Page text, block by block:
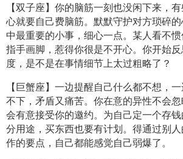
【双子座】你的脑筋一刻也没闲下来，
心就要自己费脑筋。默默守护对方琐碎
中最重要的小事，细心一点。某人看不
指手画脚，惹得你很是不开心。你开始
度，是不是在事情细节上太过粗略了？
【巨蟹座】一边提醒自己什么都不想，
不下，矛盾又痛苦。你在意的异性不会
会有意接受你的邀约。为自己定一个存
分用途，买东西也要有计划。得通过别
作的要点，自己都能感觉自己弱爆了。